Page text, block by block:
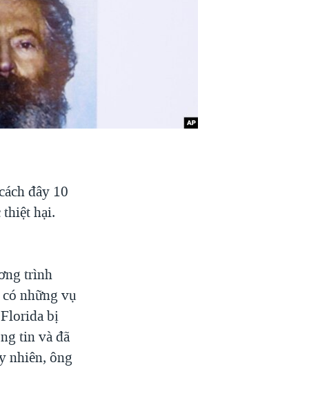
đây 10
thiệt hại.
trình
những vụ
bị
tin và đã
nhiên, ông